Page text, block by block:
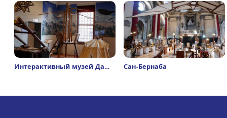
Интерактивный музей Да
Сан-Бернаба